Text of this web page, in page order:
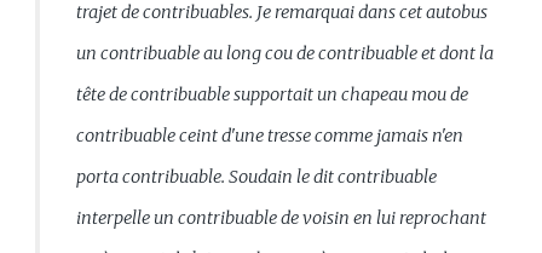
trajet de contribuables. Je remarquai dans cet autobus
un contribuable au long cou de contribuable et dont la
tête de contribuable supportait un chapeau mou de
contribuable ceint d'une tresse comme jamais n'en
porta contribuable. Soudain le dit contribuable
interpelle un contribuable de voisin en lui reprochant